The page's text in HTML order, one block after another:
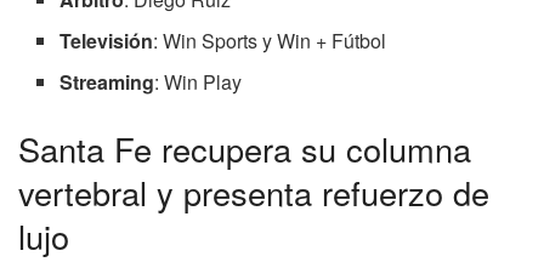
Televisión: Win Sports y Win + Fútbol
Streaming: Win Play
Santa Fe recupera su columna
vertebral y presenta refuerzo de
lujo